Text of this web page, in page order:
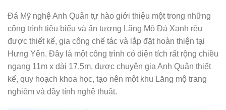
Đá Mỹ nghệ Anh Quân tự hào giới thiệu một trong những
công trình tiêu biểu và ấn tượng Lăng Mộ Đá Xanh rêu
được thiết kế, gia công chế tác và lắp đặt hoàn thiện tại
Hưng Yên. Đây là một công trình có diện tích rất rộng chiều
ngang 11m x dài 17.5m, được chuyên gia Anh Quân thiết
kế, quy hoạch khoa học, tạo nên một khu Lăng mộ trang
nghiêm và đầy tính nghệ thuật.